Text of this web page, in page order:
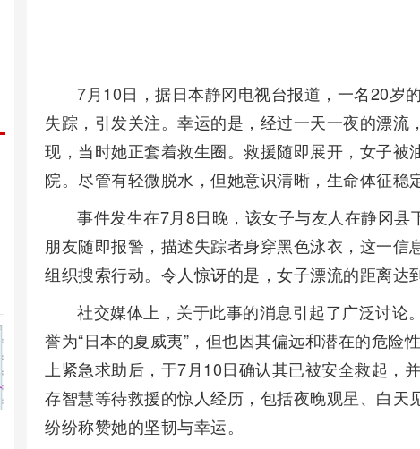
7月10日，据日本静冈电视台报道，一名20岁
失踪，引发关注。幸运的是，经过一天一夜的漂
现，当时她正套着救生圈。救援随即展开，女子
院。尽管有轻微脱水，但她意识清晰，生命体征稳
事件发生在7月8日晚，该女子与友人在静冈
朋友随即报警，描述失踪者身穿黑色泳衣，这一
组织搜索行动。令人惊讶的是，女子漂流的距离达
社交媒体上，关于此事的消息引起了广泛讨论
誉为“日本的夏威夷”，但也因其偏远和潜在的危险
上紧急求助后，于7月10日确认其已被安全救起，
存智慧等待救援的惊人经历，包括夜晚观星、白
纷纷称赞她的坚韧与幸运。